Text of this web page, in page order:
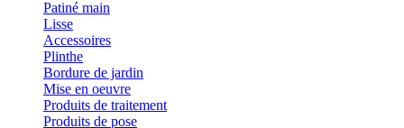
Patiné main
Lisse
Accessoires
Plinthe
Bordure de jardin
Mise en oeuvre
Produits de traitement
Produits de pose